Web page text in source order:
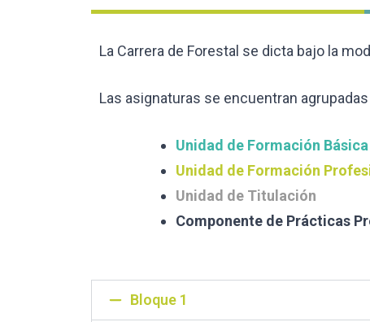
La Carrera de Forestal se dicta bajo la
Las asignaturas se encuentran
Unidad de Formación Básica
Unidad de Formación
Unidad de Titulación
Componente de Prácticas
Bloque 1